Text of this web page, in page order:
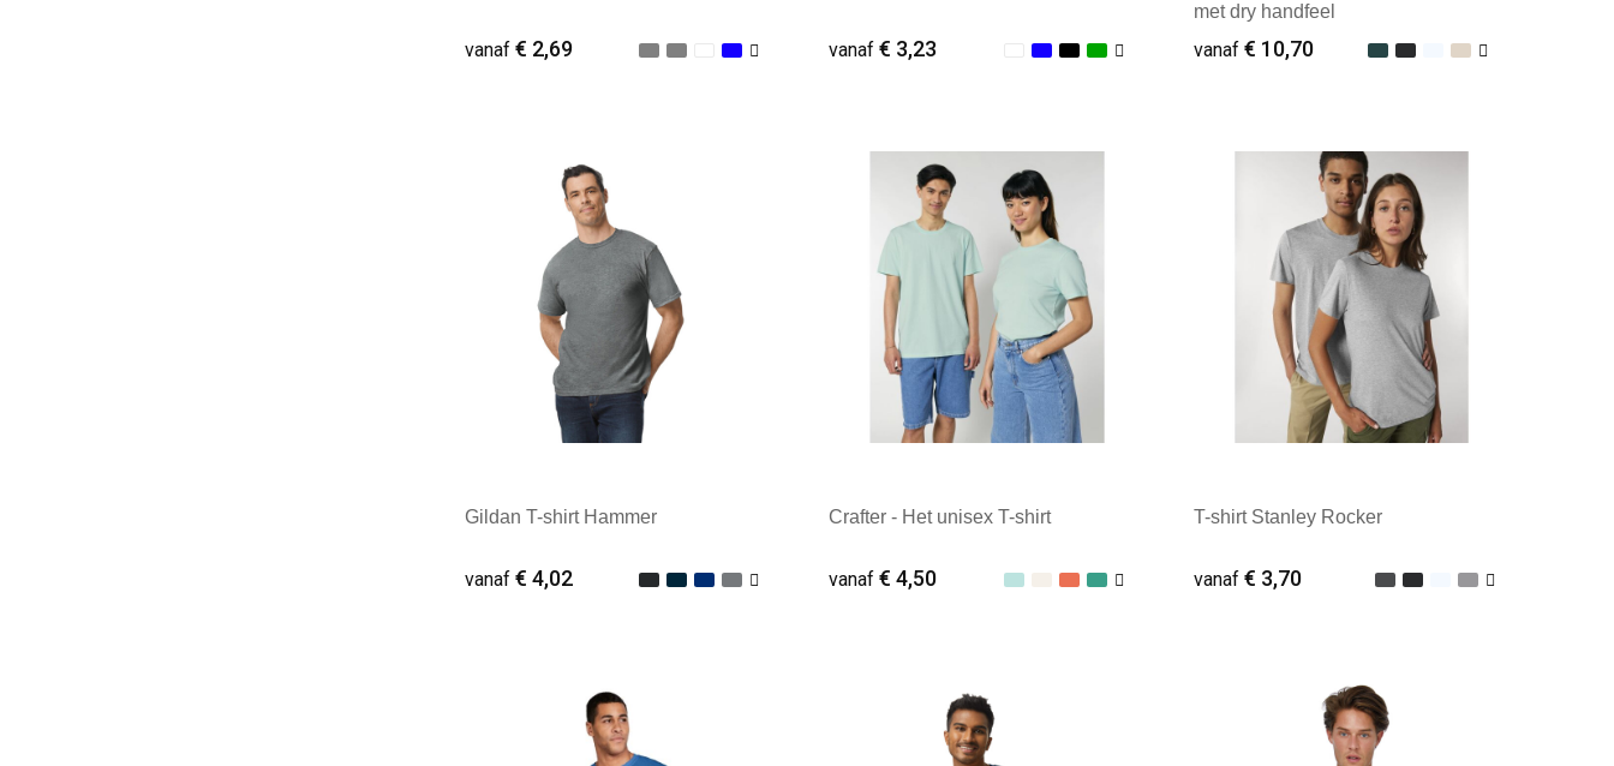
vanaf € 2,69
Minimale afname: 25
vanaf€ 3,23
Minimale afname: 25
met dry handfeel
vanaf € 10,70
Minimale afname: 25
Gildan T-shirt Hammer
vanaf € 4,02
Minimale afname: 25
Crafter - Het unisex T-shirt
vanaf€ 4,50
Minimale afname: 25
T-shirt Stanley Rocker
vanaf € 3,70
Minimale afname: 25